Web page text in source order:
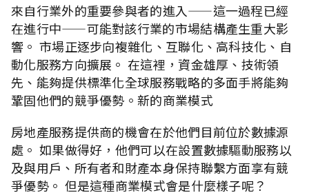
來自行業外的重要參與者的進入——這一過程已經
在進行中——可能對該行業的市場結構產生重大影
響。 市場正逐步向複雜化、互聯化、高科技化、自
動化服務方向擴展。 在這裡，資金雄厚、技術領
先、能夠提供標準化全球服務戰略的多面手將能夠
鞏固他們的競爭優勢。新的商業模式
房地產服務提供商的機會在於他們目前位於數據源
處。 如果做得好，他們可以在設置數據驅動服務以
及與用戶、所有者和財產本身保持聯繫方面享有競
爭優勢。 但是這種商業模式會是什麼樣子呢？